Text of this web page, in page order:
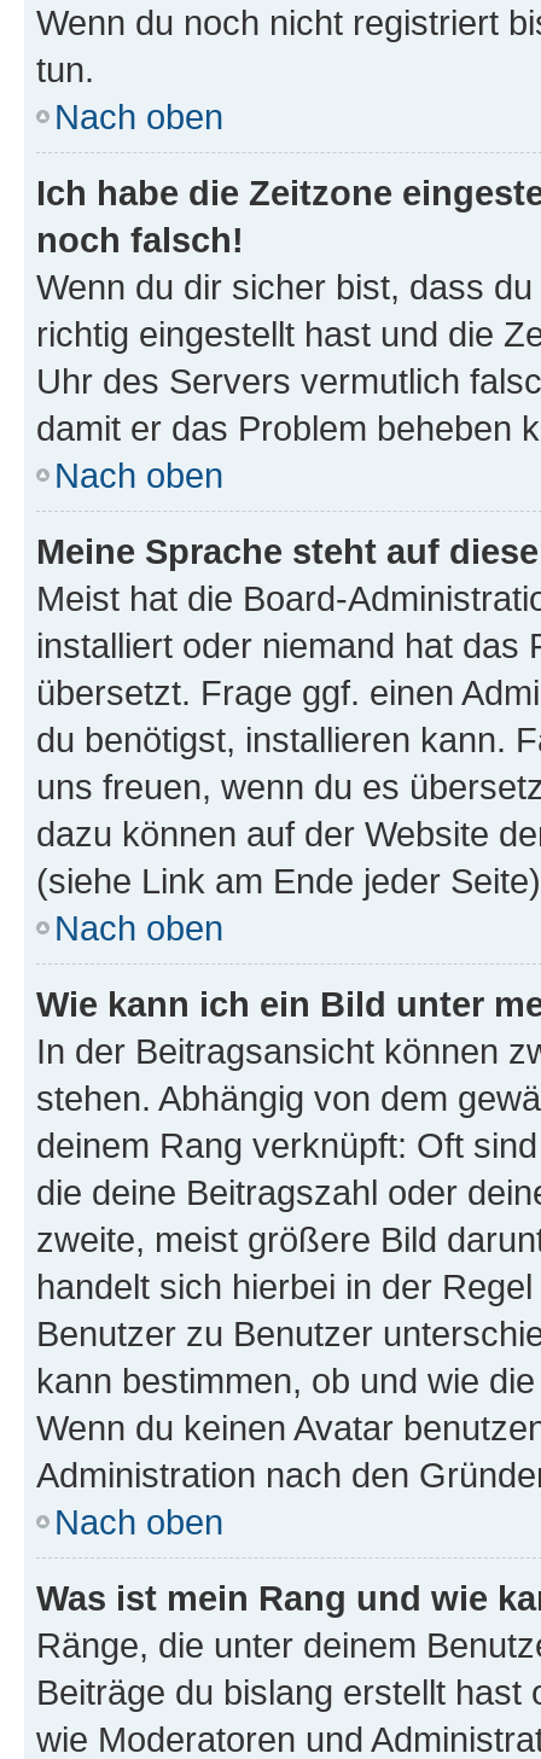
Wenn du noch nicht registriert
tun.
Nach oben
Ich habe die Zeitzone
noch falsch!
Wenn du dir sicher bist, dass
richtig eingestellt hast und die
Uhr des Servers vermutlich
damit er das Problem beheben
Nach oben
Meine Sprache steht auf
Meist hat die Board-
installiert oder niemand hat das
übersetzt. Frage ggf. einen
du benötigst, installieren kann.
uns freuen, wenn du es
dazu können auf der Website
(siehe Link am Ende jeder
Nach oben
Wie kann ich ein Bild unter
In der Beitragsansicht können
stehen. Abhängig von dem
deinem Rang verknüpft: Oft
die deine Beitragszahl oder
zweite, meist größere Bild
handelt sich hierbei in der
Benutzer zu Benutzer
kann bestimmen, ob und wie
Wenn du keinen Avatar
Administration nach den
Nach oben
Was ist mein Rang und wie
Ränge, die unter deinem
Beiträge du bislang erstellt
wie Moderatoren und